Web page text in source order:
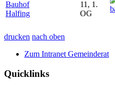
Bauhof
Halfing
11, 1.
OG
drucken nach oben
Zum Intranet Gemeinderat
Quicklinks